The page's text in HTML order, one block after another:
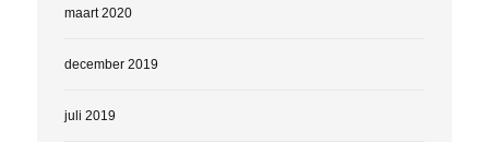
maart 2020
december 2019
juli 2019